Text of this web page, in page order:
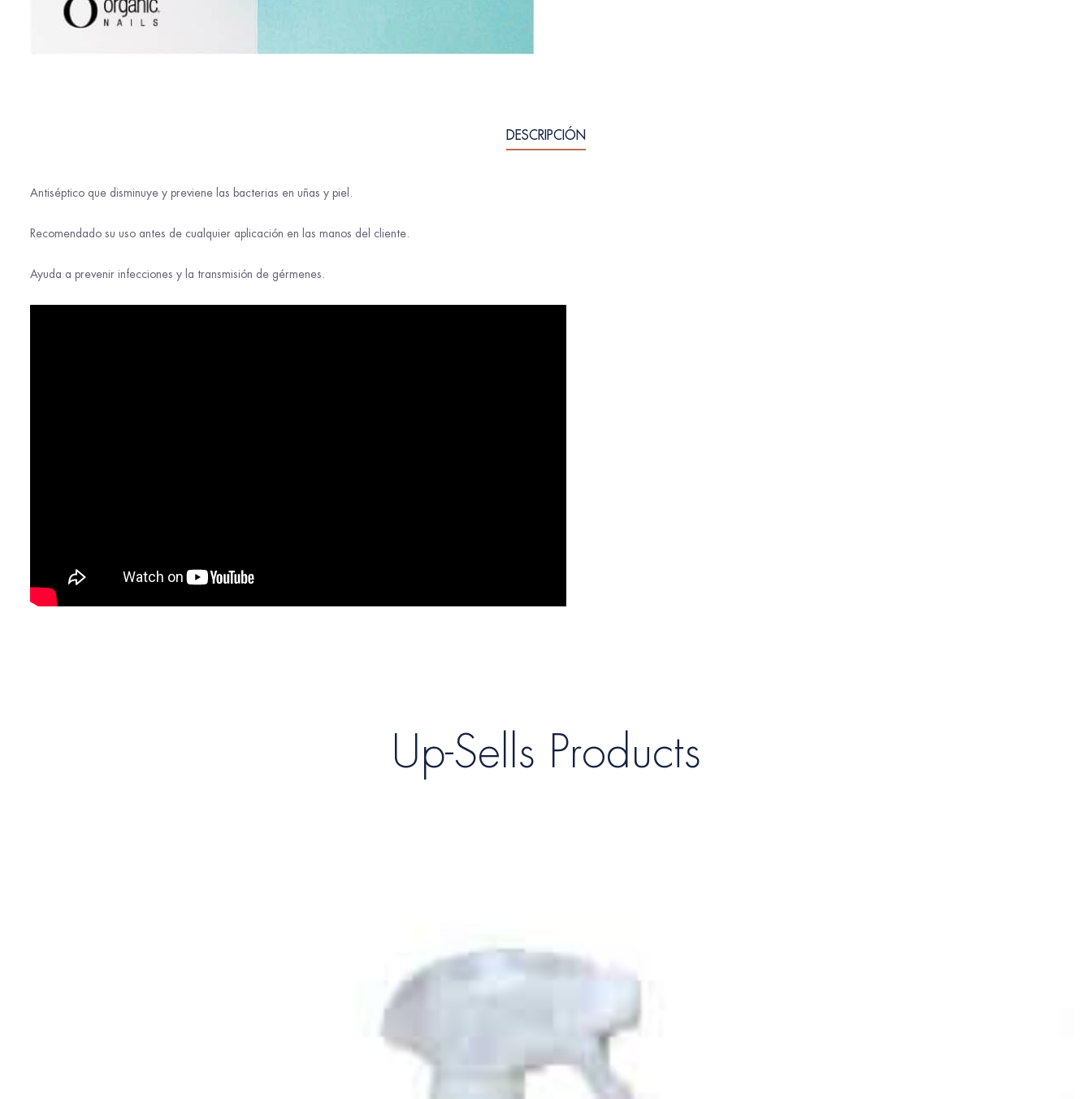
DESCRIPCIÓN
Antiséptico que disminuye y previene las bacterias en uñas y piel.
Recomendado su uso antes de cualquier aplicación en las manos del cliente.
Ayuda a prevenir infecciones y la transmisión de gérmenes.
Up-Sells Products